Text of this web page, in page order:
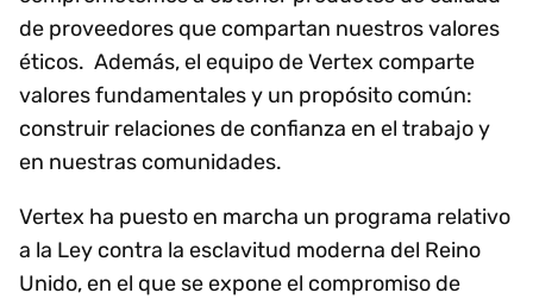
de proveedores que compartan nuestros valores
éticos. Además, el equipo de Vertex comparte
valores fundamentales y un propósito común:
construir relaciones de confianza en el trabajo y
en nuestras comunidades.
Vertex ha puesto en marcha un programa relativo
a la Ley contra la esclavitud moderna del Reino
Unido, en el que se expone el compromiso de